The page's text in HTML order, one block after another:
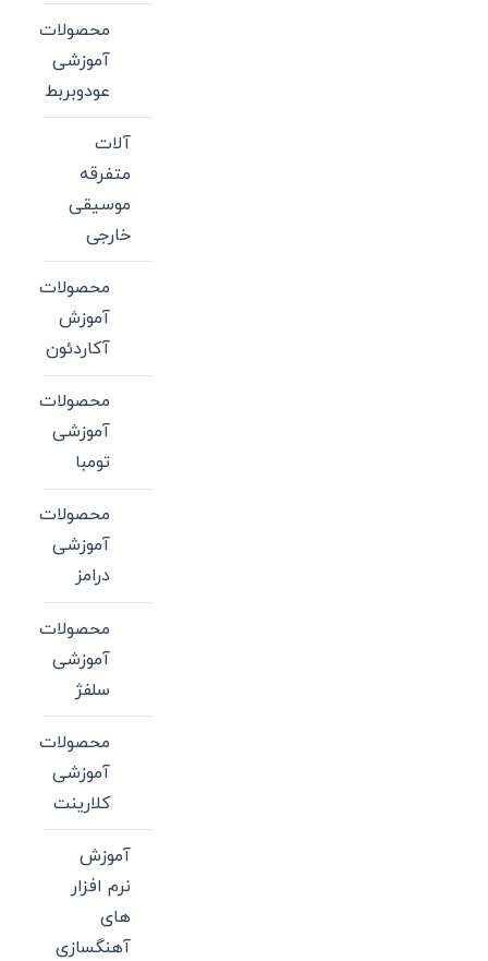
محصولات
آموزشی
عودوبربط
آلات
متفرقه
موسیقی
خارجی
محصولات
آموزش
آکاردئون
محصولات
آموزشی
تومبا
محصولات
آموزشی
درامز
محصولات
آموزشی
سلفژ
محصولات
آموزشی
کلارینت
آموزش
نرم افزار
های
آهنگسازی